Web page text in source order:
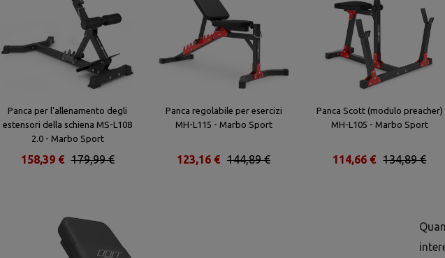
Panca per l'allenamento degli
estensori della schiena MS-L108
2.0 - Marbo Sport
179,99 €
158,39 €
Panca regolabile per esercizi
MH-L115 - Marbo Sport
144,89 €
123,16 €
Panca Scott (modulo preacher)
MH-L105 - Marbo Sport
134,89 €
114,66 €